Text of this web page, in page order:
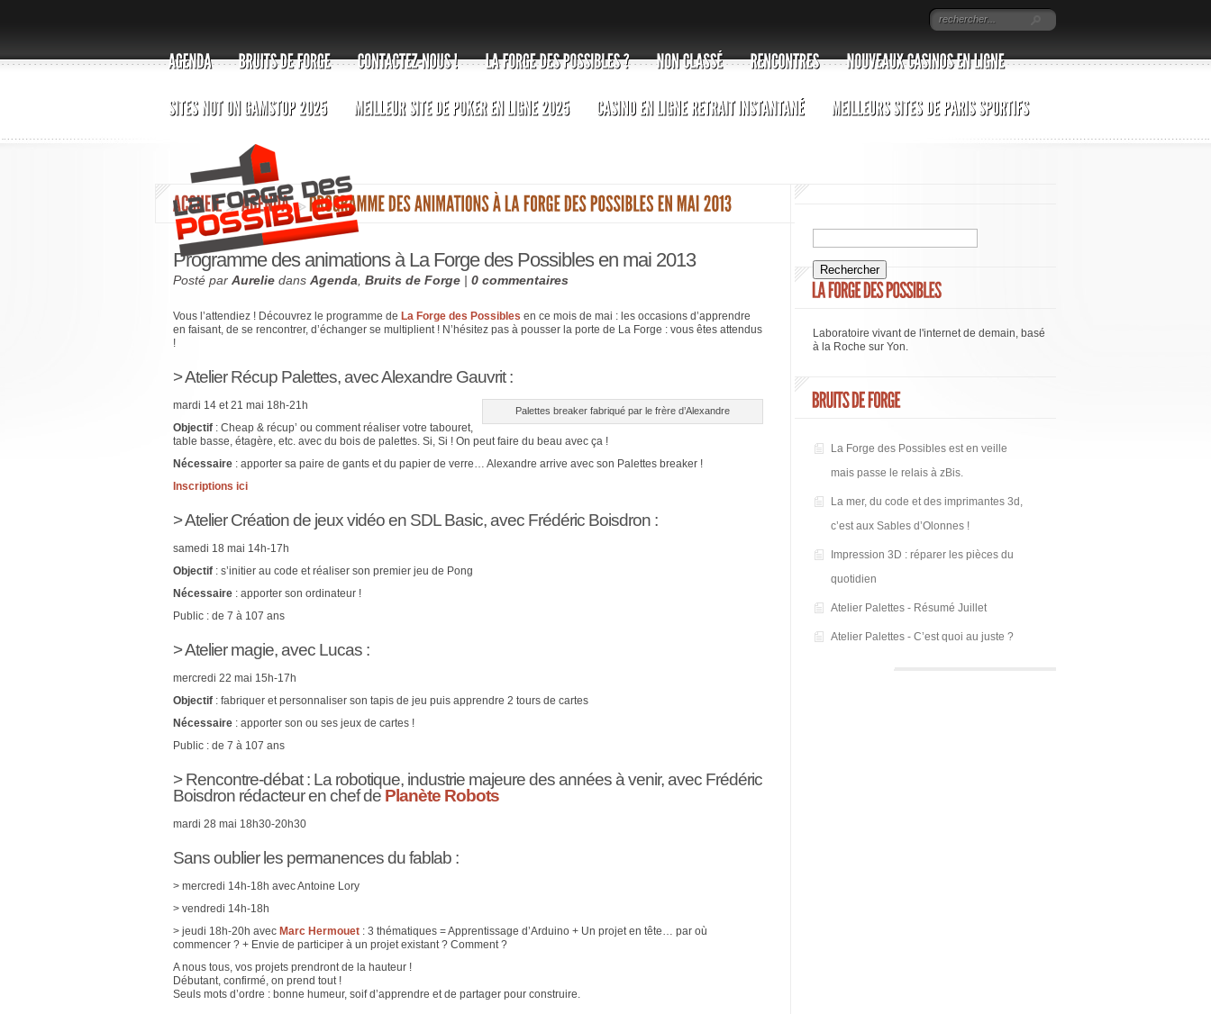
Programme des animations à La Forge des Possibles en mai 2013
Posté par Aurelie dans Agenda Bruits de Forge | 0 commentaires
Vous l’attendiez ! Découvrez le programme de La Forge des Possibles en ce mois de mai : les occasions d’apprendre
en faisant, de se rencontrer, d’échanger se multiplient ! N’hésitez pas à pousser la porte de La Forge : vous êtes attendus
!
> Atelier Récup Palettes, avec Alexandre Gauvrit :
Palettes breaker fabriqué par le frère d’Alexandre
mardi 14 et 21 mai 18h-21h
Objectif : Cheap & récup’ ou comment réaliser votre tabouret,
table basse, étagère, etc. avec du bois de palettes. Si, Si ! On peut faire du beau avec ça !
Nécessaire : apporter sa paire de gants et du papier de verre… Alexandre arrive avec son Palettes breaker !
Inscriptions ici
> Atelier Création de jeux vidéo en SDL Basic, avec Frédéric Boisdron :
samedi 18 mai 14h-17h
Objectif : s’initier au code et réaliser son premier jeu de Pong
Nécessaire : apporter son ordinateur !
Public : de 7 à 107 ans
> Atelier magie, avec Lucas :
mercredi 22 mai 15h-17h
Objectif : fabriquer et personnaliser son tapis de jeu puis apprendre 2 tours de cartes
Nécessaire : apporter son ou ses jeux de cartes !
Public : de 7 à 107 ans
> Rencontre-débat : La robotique, industrie majeure des années à venir, avec Frédéric
Boisdron rédacteur en chef de Planète Robots
mardi 28 mai 18h30-20h30
Sans oublier les permanences du fablab :
> mercredi 14h-18h avec Antoine Lory
> vendredi 14h-18h
> jeudi 18h-20h avec Marc Hermouet : 3 thématiques = Apprentissage d’Arduino + Un projet en tête… par où
commencer ? + Envie de participer à un projet existant ? Comment ?
A nous tous, vos projets prendront de la hauteur !
Débutant, confirmé, on prend tout !
Seuls mots d’ordre : bonne humeur, soif d’apprendre et de partager pour construire.
Laboratoire vivant de l'internet de demain, basé
à la Roche sur Yon.
La Forge des Possibles est en veille
mais passe le relais à zBis.
La mer, du code et des imprimantes 3d,
c’est aux Sables d’Olonnes !
Impression 3D : réparer les pièces du
quotidien
Atelier Palettes - Résumé Juillet
Atelier Palettes - C’est quoi au juste ?